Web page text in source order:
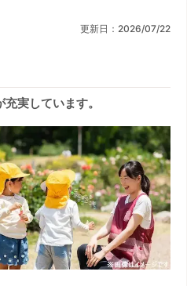
更新日： 2026/07/22
実しています。